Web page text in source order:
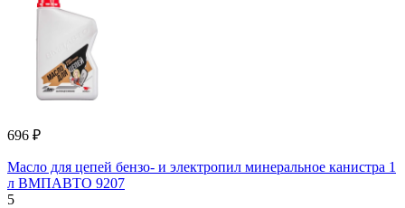
696 ₽
Масло для цепей бензо- и электропил минеральное канистра 1
л ВМПАВТО 9207
5